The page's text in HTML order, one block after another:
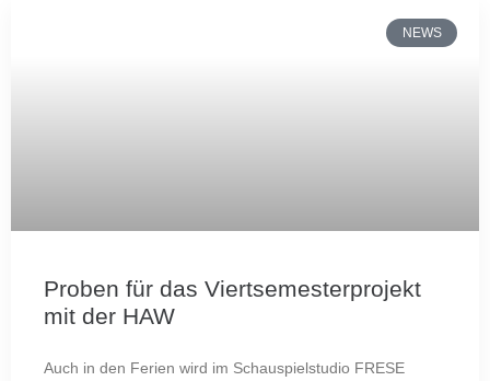
NEWS
Proben für das Viertsemesterprojekt
mit der HAW
Auch in den Ferien wird im Schauspielstudio FRESE